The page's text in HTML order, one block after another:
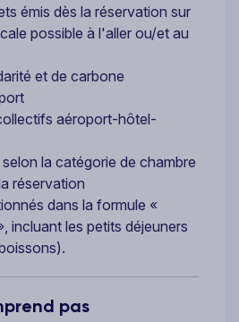
émis dès la réservation sur
possible à l'aller ou/et au
et de carbone
aéroport-hôtel-
la catégorie de chambre
réservation
dans la formule «
incluant les petits déjeuners
pas